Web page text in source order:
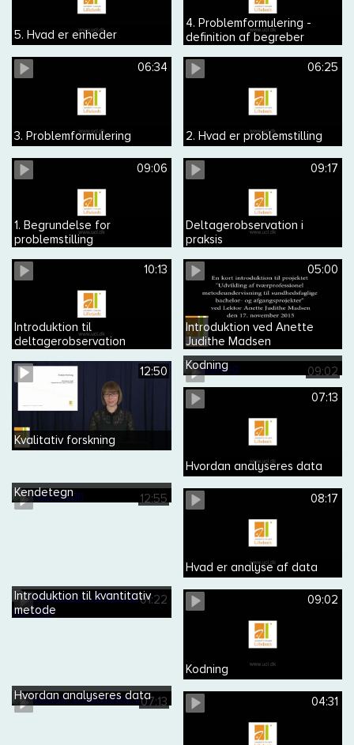
5. Hvad er enheder
4. Problemformulering -
definition af begreber
06:34
3. Problemformulering
06:25
2. Hvad er problemstilling
09:06
1. Begrundelse for
problemstilling
09:17
Deltagerobservation i
praksis
10:13
Introduktion til
deltagerobservation
05:00
Introduktion ved Anette
Judithe Madsen
12:50
Kvalitativ forskning
09:02
Kodning
07:13
Hvordan analyseres data
12:55
Kendetegn 08:17
Hvad er analyse af data
01:22
Introduktion til kvantitativ
metode
09:02
Kodning
07:13
Hvordan analyseres data 04:31